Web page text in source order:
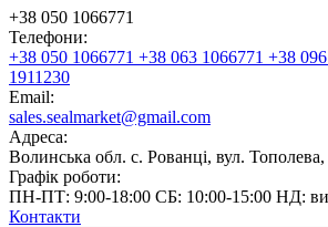
+38 050 1066771
Телефони:
+38 050 1066771 +38 063 1066771 +38
1911230
Email:
sales.sealmarket@gmail.com
Адреса:
Волинська обл. с. Рованці, вул.
Графік роботи:
ПН-ПТ: 9:00-18:00 СБ: 10:00-15:00 НД:
Контакти